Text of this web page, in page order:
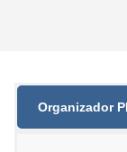
Organizador